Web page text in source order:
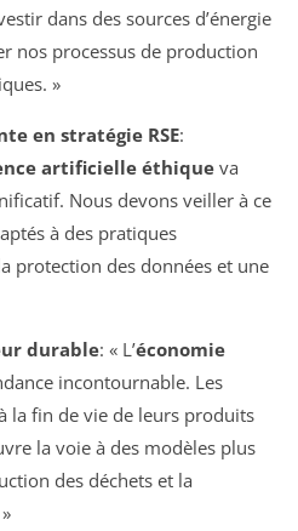
dans des sources d’énergie
nos processus de production
»
en stratégie RSE:
artificielle éthiqueva
Nous devons veiller à ce
à des pratiques
protection des données et une
durable: « L’économie
incontournable. Les
la fin de vie de leurs produits
la voie à des modèles plus
des déchets et la